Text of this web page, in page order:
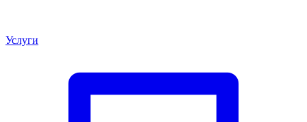
Услуги